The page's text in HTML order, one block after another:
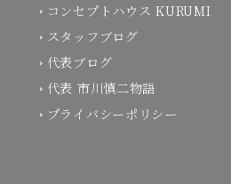
コンセプトハウス KURUMI
スタッフブログ
代表ブログ
代表 市川慎二物語
プライバシーポリシー